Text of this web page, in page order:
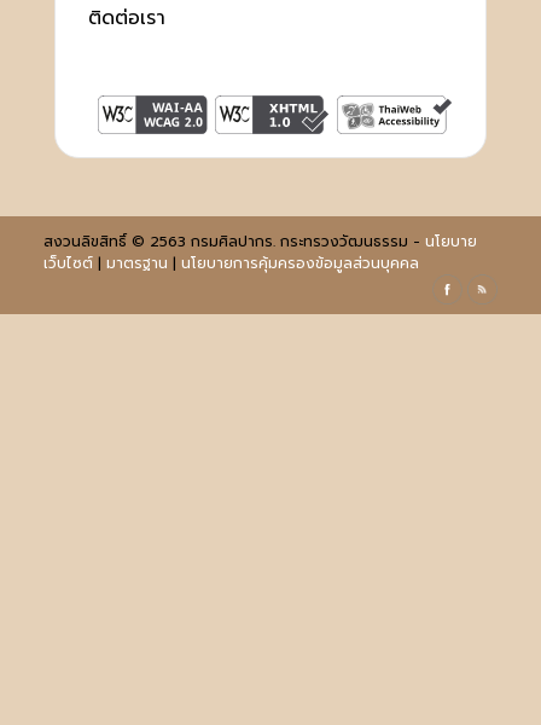
ติดต่อเรา
สงวนลิขสิทธิ์ © 2563 กรมศิลปากร. กระทรวงวัฒนธรรม - นโยบาย
เว็บไซต์| มาตรฐาน | นโยบายการคุ้มครองข้อมูลส่วนบุคคล